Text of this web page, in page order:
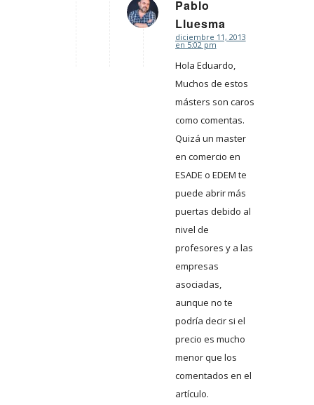
Pablo
Lluesma
Dice:
diciembre 11, 2013
en 5:02 pm
Hola Eduardo,
Muchos de estos
másters son caros
como comentas.
Quizá un master
en comercio en
ESADE o EDEM te
puede abrir más
puertas debido al
nivel de
profesores y a las
empresas
asociadas,
aunque no te
podría decir si el
precio es mucho
menor que los
comentados en el
artículo.